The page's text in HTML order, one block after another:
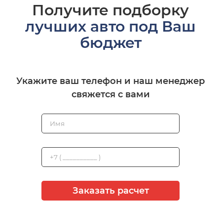
Получите подборку
лучших авто под Ваш
бюджет
Укажите ваш телефон и наш менеджер
свяжется с вами
Заказать расчет